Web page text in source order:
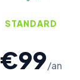
STANDARD
€99/an